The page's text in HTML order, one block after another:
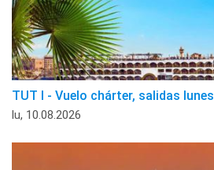
TUT I - Vuelo chárter, salidas lunes
lu, 10.08.2026